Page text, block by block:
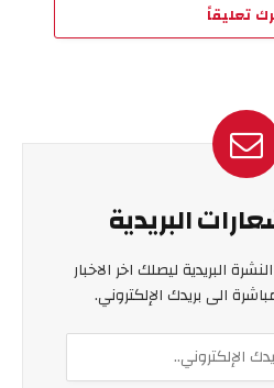
تعليقاً
البريدية
البريدية ليصلك اخر الاخبار
الى بريدك الإلكتروني.